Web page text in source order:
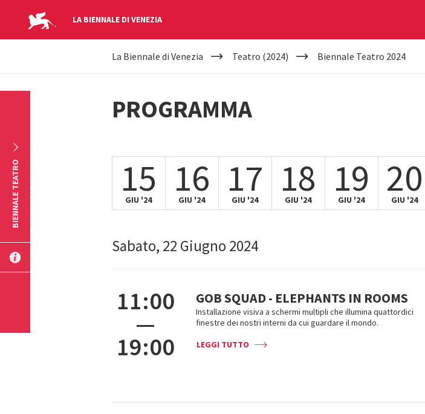
LA BIENNALE DI VENEZIA
YOUR
HERE
La Biennale di Venezia Teatro (2024) Biennale Teatro 2024
PROGRAMMA
15
GIU '24 16
GIU '24 17
GIU '24 18
GIU '24 19
GIU '24 20
GIU '24
Sabato, 22 Giugno 2024
INVIA
11:00
—
19:00
GOB SQUAD - ELEPHANTS IN ROOMS
Installazione visiva a schermi multipli che illumina quattordici
finestre dei nostri interni da cui guardare il mondo.
LEGGI TUTTO
BIENNALE TEATRO